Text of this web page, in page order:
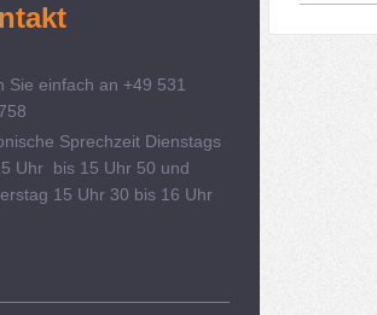
Sie einfach an +49 531
Sprechzeit Dienstags
Uhr bis 15 Uhr 50 und
15 Uhr 30 bis 16 Uhr